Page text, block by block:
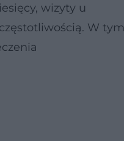
wizyty u
W tym